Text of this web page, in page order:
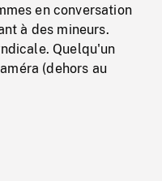
en conversation
à des mineurs.
Quelqu'un
(dehors au